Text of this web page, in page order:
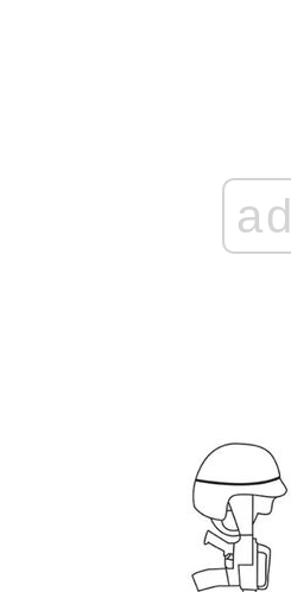
ad